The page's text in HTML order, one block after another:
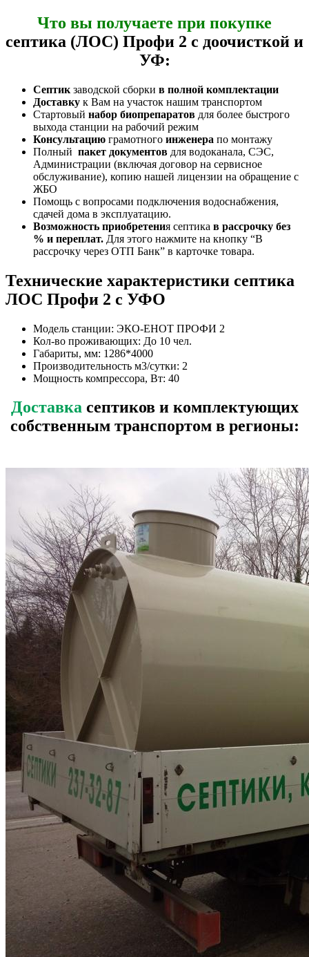
Что вы получаете при покупке
септика (ЛОС) Профи 2 с доочисткой и
УФ:
Септик заводской сборки в полной комплектации
Доставку к Вам на участок нашим транспортом
Стартовый набор биопрепаратов для более быстрого
выхода станции на рабочий режим
Консультацию грамотного инженера по монтажу
Полный пакет документов для водоканала, СЭС,
Администрации (включая договор на сервисное
обслуживание), копию нашей лицензии на обращение с
ЖБО
Помощь с вопросами подключения водоснабжения,
сдачей дома в эксплуатацию.
Возможность приобретения септика в рассрочку без
% и переплат. Для этого нажмите на кнопку “В
рассрочку через ОТП Банк” в карточке товара.
Технические характеристики септика
ЛОС Профи 2 с УФО
Модель станции: ЭКО-ЕНОТ ПРОФИ 2
Кол-во проживающих: До 10 чел.
Габариты, мм: 1286*4000
Производительность м3/сутки: 2
Мощность компрессора, Вт: 40
Доставка септиков и комплектующих
собственным транспортом в регионы: